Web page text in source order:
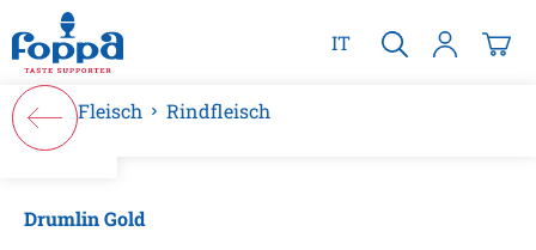
springen
IT
Fleisch Rindfleisch
Drumlin Gold